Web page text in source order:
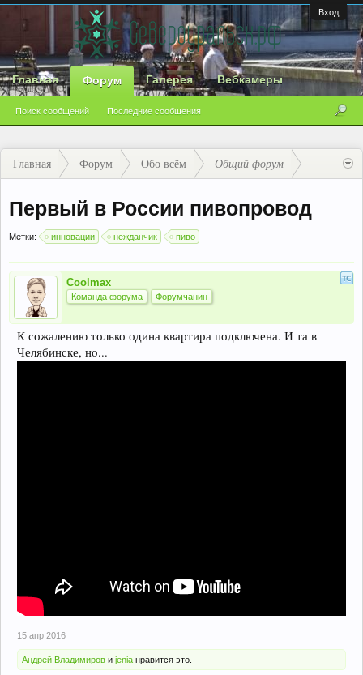
Вход
Главная Форум
Поиск сообщений Последние сообщения
Галерея Вебкамеры
Главная Форум Обо всём Общий форум
Первый в России пивопровод
Метки: инновации нежданчик пиво
Coolmax
Команда форума Форумчанин
К сожалению только одина квартира подключена. И та в
Челябинске, но...
15 апр 2016
Андрей Владимиров и jenia нравится это.